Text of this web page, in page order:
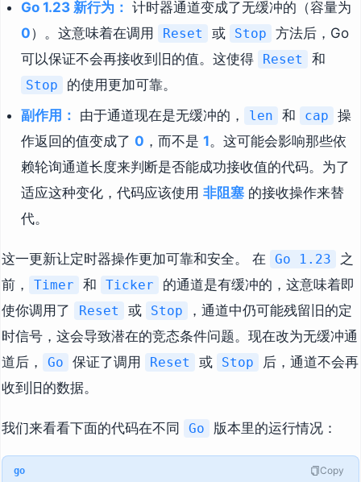
Go 1.23 新行为： 计时器通道变成了无缓冲的（容量为
0）。这意味着在调用 Reset 或 Stop
方法后，Go
可以保证不会再接收到旧的值。这使得
Reset 和
Stop
的使用更加可靠。
副作用： 由于通道现在是无缓冲的， len 和 cap
操
作返回的值变成了 0 ，而不是 1。这可能会影响那些依
赖轮询通道长度来判断是否能成功接收值的代码。为了
适应这种变化，代码应该使用 非阻塞的接收操作来替
代。
这一更新让定时器操作更加可靠和安全。 在 Go 1.23
之
前，
Timer 和 Ticker
的通道是有缓冲的，这意味着即
使你调用了
Reset 或 Stop
，通道中仍可能残留旧的定
时信号，这会导致潜在的竞态条件问题。现在改为无缓冲通
道后，
Go 保证了调用 Reset 或 Stop
后，通道不会再
收到旧的数据。
我们来看看下面的代码在不同 Go 版本里的运行情况：
go Copy